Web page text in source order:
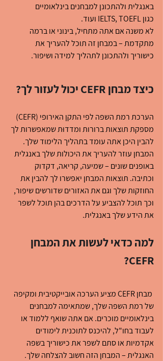
באנגלית ולהתכונן למבחנים בינלאומיים
כגון IELTS, TOEFL ועוד.
לא משנה אם אתה מתחיל, בינוני או ברמה
מתקדמת – במבחן זה תוכל להעריך את
כישוריך ולהתכונן לתהליך למידה ושיפור.
כיצד מבחן CEFR יכול לעזור לך?
הערכת רמת השפה לפי התקן האירופי (CEFR)
מספקת תוצאות ברורות ומדדוּת שמאפשרות לך
להבין היכן אתה עומד בתהליך הלימוד שלך.
המבחן עוזר להעריך את היכולות שלך באנגלית
באופנים שונים – שמיעה, קריאה, דקדוק
וכתיבה. תוצאות המבחן יאפשרו לך להבין את
החוזקות שלך וגם את האזורים שדורשים שיפור,
וכך תוכל להצביע על הדרכים בהן תוכל לשפר
את הידע שלך באנגלית.
למה כדאי לעשות את המבחן
CEFR?
מבחן CEFR מציע הערכה אובייקטיבית ומקיפה
של רמת השפה שלך, שמתאימה למבחנים
בינלאומיים מוכרים. אם אתה שואף ללמוד או
לעבוד בחו"ל, להיכנס לתוכנית לימודים
אקדמיות או סתם לשפר את כישוריך בשפה
האנגלית – המבחן הזה חשוב להצלחה שלך.